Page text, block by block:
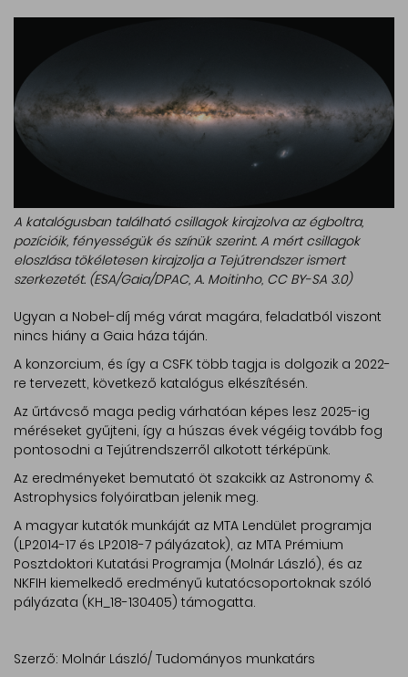
A katalógusban található csillagok kirajzolva az égboltra,
pozícióik, fényességük és színük szerint. A mért csillagok
eloszlása tökéletesen kirajzolja a Tejútrendszer ismert
szerkezetét. (ESA/Gaia/DPAC, A. Moitinho, CC BY-SA 3.0)
Ugyan a Nobel-díj még várat magára, feladatból viszont
nincs hiány a Gaia háza táján.
A konzorcium, és így a CSFK több tagja is dolgozik a 2022-
re tervezett, következő katalógus elkészítésén.
Az űrtávcső maga pedig várhatóan képes lesz 2025-ig
méréseket gyűjteni, így a húszas évek végéig tovább fog
pontosodni a Tejútrendszerről alkotott térképünk.
Az eredményeket bemutató öt szakcikk az Astronomy &
Astrophysics folyóiratban jelenik meg.
A magyar kutatók munkáját az MTA Lendület programja
(LP2014-17 és LP2018-7 pályázatok), az MTA Prémium
Posztdoktori Kutatási Programja (Molnár László), és az
NKFIH kiemelkedő eredményű kutatócsoportoknak szóló
pályázata (KH_18-130405) támogatta.
Szerző: Molnár László/ Tudományos munkatárs